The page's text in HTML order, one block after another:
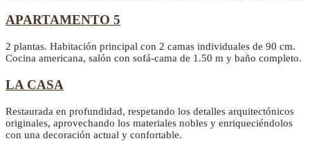
APARTAMENTO 5
2 plantas. Habitación principal con 2 camas individuales de 90 cm.
Cocina americana, salón con sofá-cama de 1.50 m y baño completo.
LA CASA
Restaurada en profundidad, respetando los detalles arquitectónicos
originales, aprovechando los materiales nobles y enriqueciéndolos
con una decoración actual y confortable.